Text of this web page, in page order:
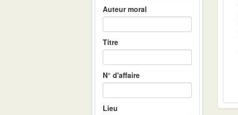
Auteur moral
Titre
N° d'affaire
Lieu